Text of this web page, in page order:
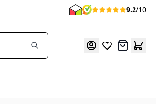
9.2/10
Offerte